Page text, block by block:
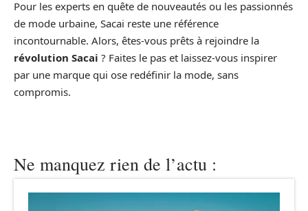
Pour les experts en quête de nouveautés ou les passionnés
de mode urbaine, Sacai reste une référence
incontournable. Alors, êtes-vous prêts à rejoindre la
révolution Sacai ? Faites le pas et laissez-vous inspirer
par une marque qui ose redéfinir la mode, sans
compromis.
Ne manquez rien de l’actu :